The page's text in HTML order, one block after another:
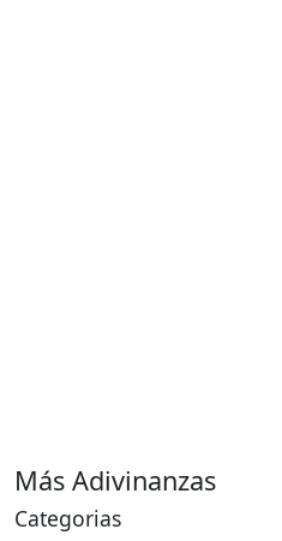
Más Adivinanzas
Categorias